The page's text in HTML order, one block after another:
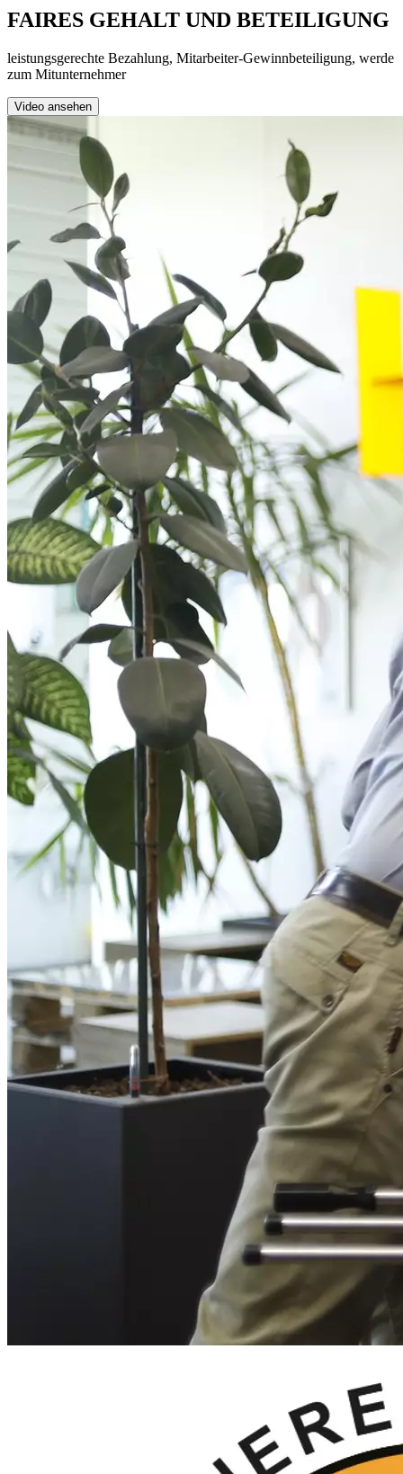
FAIRES GEHALT UND BETEILIGUNG
leistungsgerechte Bezahlung, Mitarbeiter-Gewinnbeteiligung, werde
zum Mitunternehmer
Video ansehen